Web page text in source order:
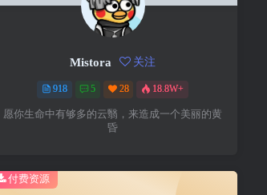
Mistora 关注
918 5 28 18.8W+
愿你生命中有够多的云翳，来造成一个美丽的黄
昏
付费资源